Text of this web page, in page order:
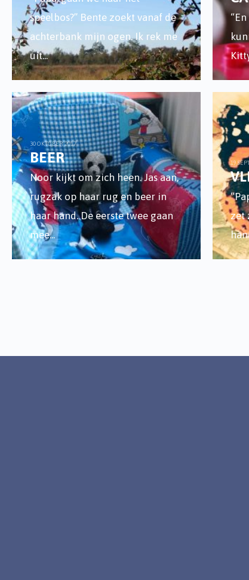
speelbos?” Bente zoekt vanaf de
achterbank mijn ogen. Ik rek me
uit...
30 OKTOBER 2017
BEER
Noor kijkt om zich heen. Jas aan,
rugzak op haar rug en beer in
haar hand. De eerste twee gaan
mee...
19
zet